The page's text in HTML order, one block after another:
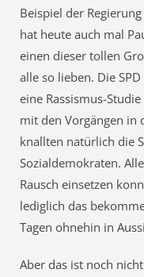
Beispiel der
hat heute auch mal
einen dieser tollen
alle so lieben. Die
eine Rassismus-
mit den Vorgängen in
knallten natürlich die
Sozialdemokraten.
Rausch einsetzen
lediglich das
Tagen ohnehin in
Aber das ist noch